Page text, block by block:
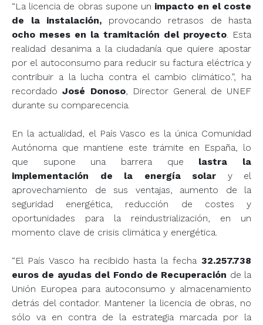
“La licencia de obras supone un impacto en el coste
de la instalación, provocando retrasos de hasta
ocho meses en la tramitación del proyecto. Esta
realidad desanima a la ciudadanía que quiere apostar
por el autoconsumo para reducir su factura eléctrica y
contribuir a la lucha contra el cambio climático.”, ha
recordado José Donoso, Director General de UNEF
durante su comparecencia.
En la actualidad, el País Vasco es la única Comunidad
Autónoma que mantiene este trámite en España, lo
que supone una barrera que lastra la
implementación de la energía solar y el
aprovechamiento de sus ventajas, aumento de la
seguridad energética, reducción de costes y
oportunidades para la reindustrialización, en un
momento clave de crisis climática y energética.
“El País Vasco ha recibido hasta la fecha 32.257.738
euros de ayudas del Fondo de Recuperación de la
Unión Europea para autoconsumo y almacenamiento
detrás del contador. Mantener la licencia de obras, no
sólo va en contra de la estrategia marcada por la